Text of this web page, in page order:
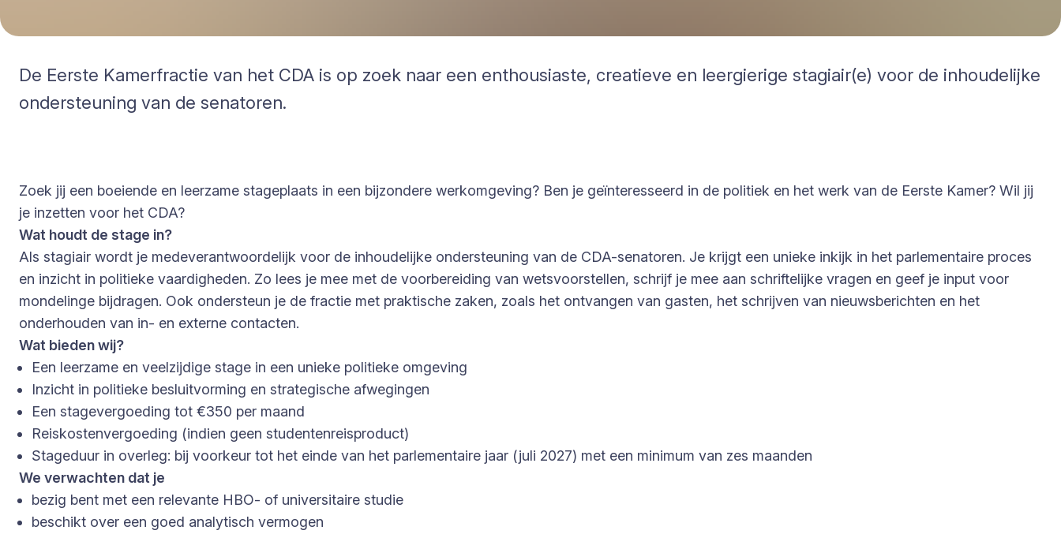
De Eerste Kamerfractie van het CDA is op zoek naar een enthousiaste, creatieve en leergierige stagiair(e) voor de inhoudelijke
ondersteuning van de senatoren.
Zoek jij een boeiende en leerzame stageplaats in een bijzondere werkomgeving? Ben je geïnteresseerd in de politiek en het werk van de Eerste Kamer? Wil jij
je inzetten voor het CDA?
Wat houdt de stage in?
Als stagiair wordt je medeverantwoordelijk voor de inhoudelijke ondersteuning van de CDA-senatoren. Je krijgt een unieke inkijk in het parlementaire proces
en inzicht in politieke vaardigheden. Zo lees je mee met de voorbereiding van wetsvoorstellen, schrijf je mee aan schriftelijke vragen en geef je input voor
mondelinge bijdragen. Ook ondersteun je de fractie met praktische zaken, zoals het ontvangen van gasten, het schrijven van nieuwsberichten en het
onderhouden van in- en externe contacten.
Wat bieden wij?
Een leerzame en veelzijdige stage in een unieke politieke omgeving
Inzicht in politieke besluitvorming en strategische afwegingen
Een stagevergoeding tot €350 per maand
Reiskostenvergoeding (indien geen studentenreisproduct)
Stageduur in overleg: bij voorkeur tot het einde van het parlementaire jaar (juli 2027) met een minimum van zes maanden
We verwachten dat je
bezig bent met een relevante HBO- of universitaire studie
beschikt over een goed analytisch vermogen